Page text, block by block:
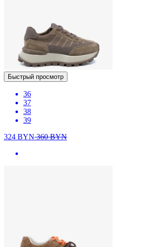
Быстрый просмотр
36
37
38
39
324 BYN360BYN